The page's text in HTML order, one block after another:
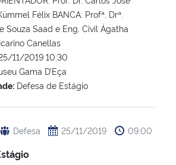
Félix BANCA: Profª. Drª.
Souza Saad e Eng. Civil Ágatha
Canellas
11/2019 10:30
Gama D’Eça
Defesa de Estágio
Defesa 25/11/2019 09:00